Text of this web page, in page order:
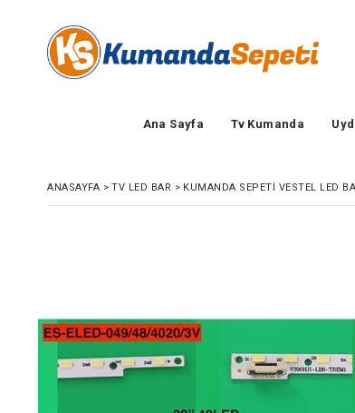
Ana Sayfa Tv Kumanda
ANASAYFA > TV LED BAR > KUMANDA SEPETI VESTEL LED